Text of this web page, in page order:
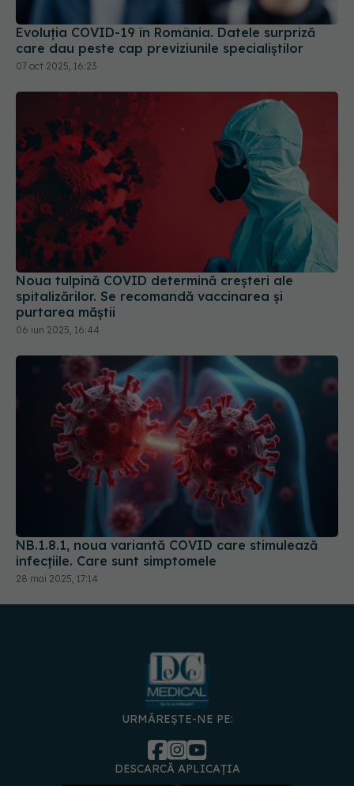
Evoluția COVID-19 în România. Datele surpriză
care dau peste cap previziunile specialiștilor
07 oct 2025, 16:23
Noua tulpină COVID determină creșteri ale
spitalizărilor. Se recomandă vaccinarea și
purtarea măștii
06 iun 2025, 16:44
NB.1.8.1, noua variantă COVID care stimulează
infecțiile. Care sunt simptomele
28 mai 2025, 17:14
URMĂREȘTE-NE PE:
DESCARCĂ APLICAȚIA